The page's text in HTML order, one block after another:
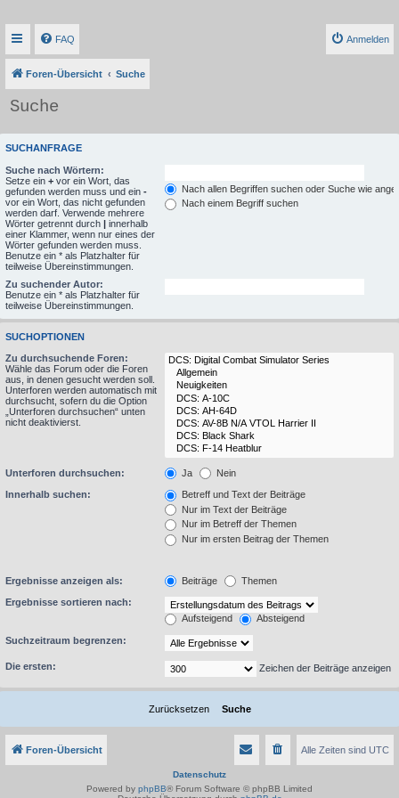
FAQ Anmelden
Foren-Übersicht Suche
Suche
SUCHANFRAGE
Suche nach Wörtern:
Setze ein + vor ein Wort, das
gefunden werden muss und ein -
vor ein Wort, das nicht gefunden
werden darf. Verwende mehrere
Wörter getrennt durch | innerhalb
einer Klammer, wenn nur eines der
Wörter gefunden werden muss.
Benutze ein * als Platzhalter für
teilweise Übereinstimmungen.
Nach allen Begriffen suchen oder Suche wie
Nach einem Begriff suchen
Zu suchender Autor:
Benutze ein * als Platzhalter für
teilweise Übereinstimmungen.
SUCHOPTIONEN
Zu durchsuchende Foren:
Wähle das Forum oder die Foren
aus, in denen gesucht werden soll.
Unterforen werden automatisch mit
durchsucht, sofern du die Option
„Unterforen durchsuchen“ unten
nicht deaktivierst.
Unterforen durchsuchen: Ja Nein
Innerhalb suchen:
Betreff und Text der Beiträge
Nur im Text der Beiträge
Nur im Betreff der Themen
Nur im ersten Beitrag der Themen
Ergebnisse anzeigen als: Beiträge Themen
Ergebnisse sortieren nach:
Aufsteigend
Absteigend
Suchzeitraum begrenzen:
Die ersten: Zeichen der Beiträge anzeigen
Foren-Übersicht Alle Zeiten sind UTC
Datenschutz
Powered by phpBB® Forum Software © phpBB Limited